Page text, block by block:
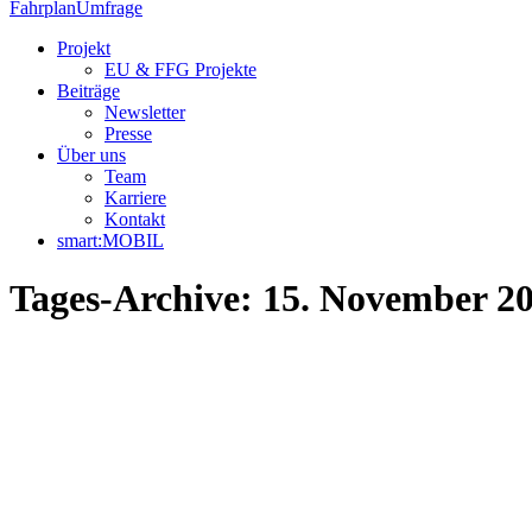
FahrplanUmfrage
Projekt
EU & FFG Projekte
Beiträge
Newsletter
Presse
Über uns
Team
Karriere
Kontakt
smart:MOBIL
Tages-Archive: 15. November